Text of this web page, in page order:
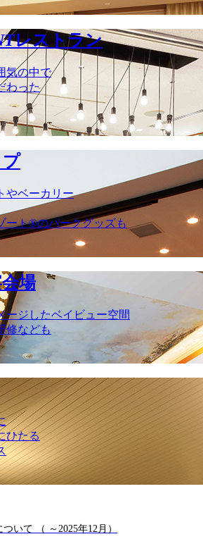
レストラン
気の中で
わった
やベーカリー
ート®のパークグッズも
場
ージしたベイビュー空間
修なども
ひたる
いて （ ～2025年12月）